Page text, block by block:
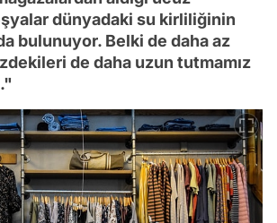
dünyadaki su kirliliğinin
bulunuyor. Belki de daha az
de daha uzun tutmamız